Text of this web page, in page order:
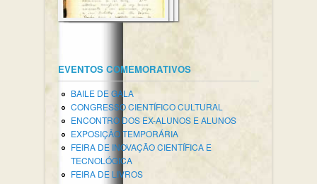
EVENTOS COMEMORATIVOS
BAILE DE GALA
CONGRESSO CIENTÍFICO CULTURAL
ENCONTRO DOS EX-ALUNOS E ALUNOS
EXPOSIÇÃO TEMPORÁRIA
FEIRA DE INOVAÇÃO CIENTÍFICA E
TECNOLÓGICA
FEIRA DE LIVROS